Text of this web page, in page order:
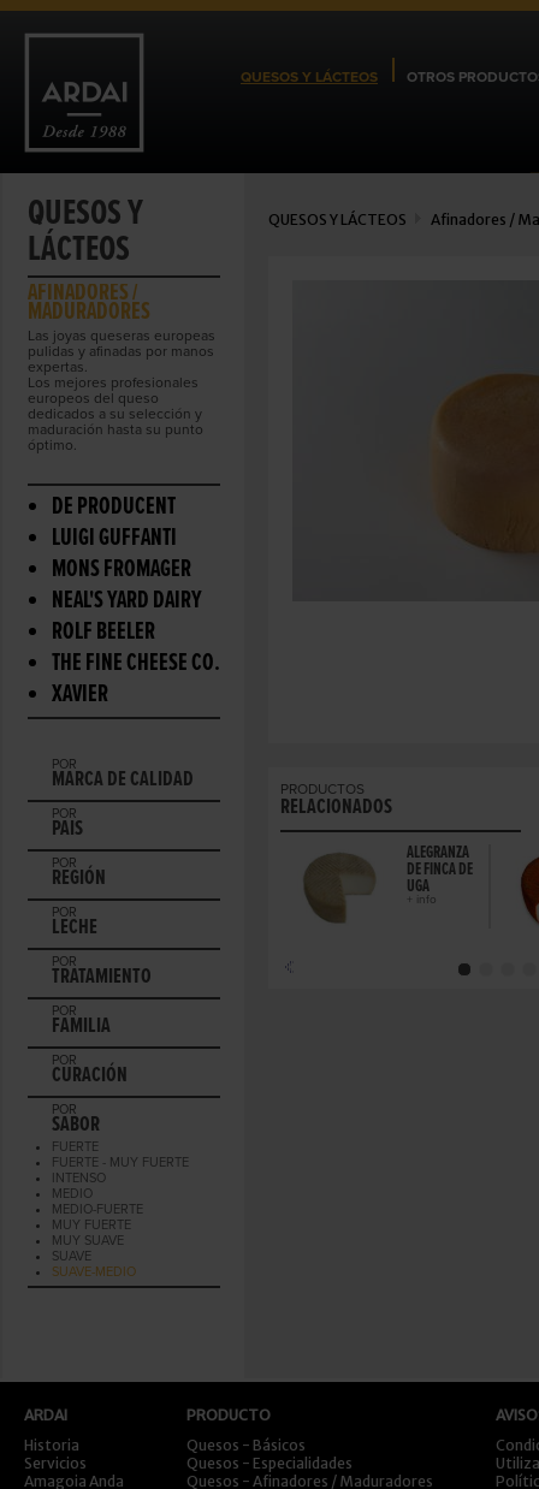
QUESOS Y LÁCTEOS OTROS
QUESOS Y
LÁCTEOS
AFINADORES /
MADURADORES
Las joyas queseras europeas
pulidas y afinadas por manos
expertas.
Los mejores profesionales
europeos del queso
dedicados a su selección y
maduración hasta su punto
óptimo.
DE PRODUCENT
LUIGI GUFFANTI
MONS FROMAGER
NEAL'S YARD DAIRY
ROLF BEELER
THE FINE CHEESE CO.
XAVIER
POR
MARCA DE CALIDAD
POR
PAIS
POR
REGIÓN
POR
LECHE
POR
TRATAMIENTO
POR
FAMILIA
POR
CURACIÓN
POR
SABOR
FUERTE
FUERTE - MUY FUERTE
INTENSO
MEDIO
MEDIO-FUERTE
MUY FUERTE
MUY SUAVE
SUAVE
SUAVE-MEDIO
QUESOS Y LÁCTEOS Afinadores /
PRODUCTOS
RELACIONADOS
ALEGRANZA
DE FINCA DE
UGA
+ info
ARDAI
Historia
Servicios
Amagoia Anda
PRODUCTO
Quesos - Básicos
Quesos - Especialidades
Quesos - Afinadores / Maduradores